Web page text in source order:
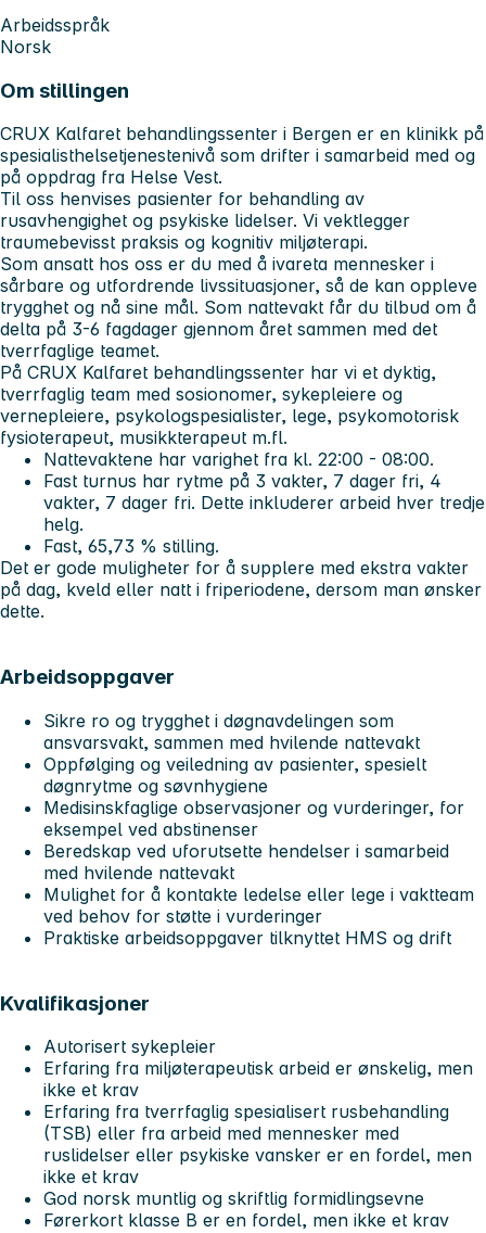
Arbeidsspråk
Norsk
Om stillingen
CRUX Kalfaret behandlingssenter i Bergen er en klinikk på
spesialisthelsetjenestenivå som drifter i samarbeid med og
på oppdrag fra Helse Vest.
Til oss henvises pasienter for behandling av
rusavhengighet og psykiske lidelser. Vi vektlegger
traumebevisst praksis og kognitiv miljøterapi.
Som ansatt hos oss er du med å ivareta mennesker i
sårbare og utfordrende livssituasjoner, så de kan oppleve
trygghet og nå sine mål. Som nattevakt får du tilbud om å
delta på 3-6 fagdager gjennom året sammen med det
tverrfaglige teamet.
På CRUX Kalfaret behandlingssenter har vi et dyktig,
tverrfaglig team med sosionomer, sykepleiere og
vernepleiere, psykologspesialister, lege, psykomotorisk
fysioterapeut, musikkterapeut m.fl.
Nattevaktene har varighet fra kl. 22:00 - 08:00.
Fast turnus har rytme på 3 vakter, 7 dager fri, 4
vakter, 7 dager fri. Dette inkluderer arbeid hver tredje
helg.
Fast, 65,73 % stilling.
Det er gode muligheter for å supplere med ekstra vakter
på dag, kveld eller natt i friperiodene, dersom man ønsker
dette.
Arbeidsoppgaver
Sikre ro og trygghet i døgnavdelingen som
ansvarsvakt, sammen med hvilende nattevakt
Oppfølging og veiledning av pasienter, spesielt
døgnrytme og søvnhygiene
Medisinskfaglige observasjoner og vurderinger, for
eksempel ved abstinenser
Beredskap ved uforutsette hendelser i samarbeid
med hvilende nattevakt
Mulighet for å kontakte ledelse eller lege i vaktteam
ved behov for støtte i vurderinger
Praktiske arbeidsoppgaver tilknyttet HMS og drift
Kvalifikasjoner
Autorisert sykepleier
Erfaring fra miljøterapeutisk arbeid er ønskelig, men
ikke et krav
Erfaring fra tverrfaglig spesialisert rusbehandling
(TSB) eller fra arbeid med mennesker med
ruslidelser eller psykiske vansker er en fordel, men
ikke et krav
God norsk muntlig og skriftlig formidlingsevne
Førerkort klasse B er en fordel, men ikke et krav